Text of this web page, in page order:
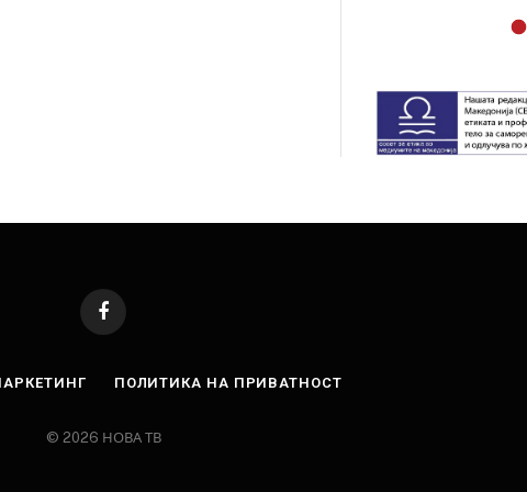
Facebook
© 2026 НОВА ТВ